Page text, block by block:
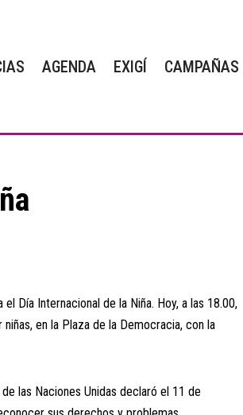
AGENDA EXIGÍ CAMPAÑAS
Día Internacional de la Niña. Hoy, a las 18.00,
en la Plaza de la Democracia, con la
las Naciones Unidas declaró el 11 de